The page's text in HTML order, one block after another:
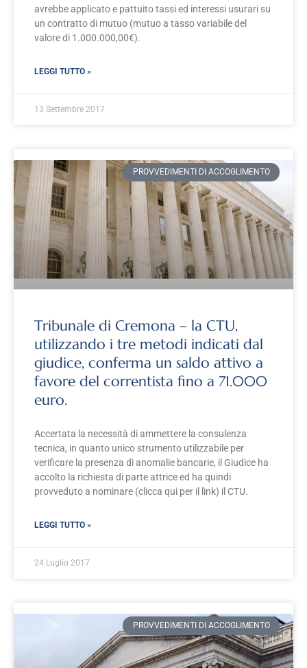
avrebbe applicato e pattuito tassi ed interessi usurari su
un contratto di mutuo (mutuo a tasso variabile del
valore di 1.000.000,00€).
LEGGI TUTTO »
13 Settembre 2017
PROVVEDIMENTI DI ACCOGLIMENTO
Tribunale di Cremona – la CTU,
utilizzando i tre metodi indicati dal
giudice, conferma un saldo attivo a
favore del correntista fino a 71.000
euro.
Accertata la necessità di ammettere la consulenza
tecnica, in quanto unico strumento utilizzabile per
verificare la presenza di anomalie bancarie, il Giudice ha
accolto la richiesta di parte attrice ed ha quindi
provveduto a nominare (clicca qui per il link) il CTU.
LEGGI TUTTO »
24 Luglio 2017
PROVVEDIMENTI DI ACCOGLIMENTO